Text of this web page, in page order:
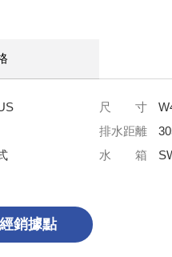
尺 寸
排水距離
水 箱
銷據點